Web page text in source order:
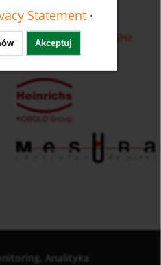
poziomu 80 GHz
Analityka
Statement ·
Akceptuj